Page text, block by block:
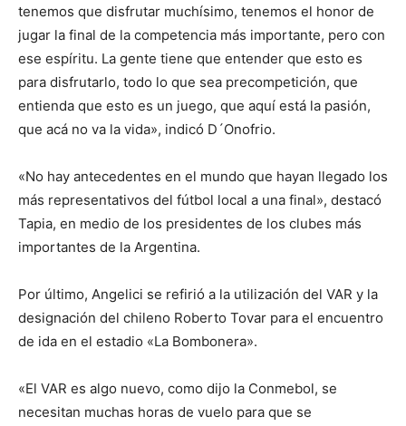
tenemos que disfrutar muchísimo, tenemos el honor de
jugar la final de la competencia más importante, pero con
ese espíritu. La gente tiene que entender que esto es
para disfrutarlo, todo lo que sea precompetición, que
entienda que esto es un juego, que aquí está la pasión,
que acá no va la vida», indicó D´Onofrio.
«No hay antecedentes en el mundo que hayan llegado los
más representativos del fútbol local a una final», destacó
Tapia, en medio de los presidentes de los clubes más
importantes de la Argentina.
Por último, Angelici se refirió a la utilización del VAR y la
designación del chileno Roberto Tovar para el encuentro
de ida en el estadio «La Bombonera».
«El VAR es algo nuevo, como dijo la Conmebol, se
necesitan muchas horas de vuelo para que se